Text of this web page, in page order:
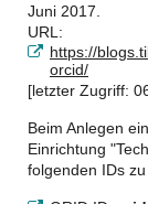
Juni 2017.
URL:
https://
orcid/
[letzter Zugriff:
Beim Anlegen
Einrichtung
folgenden IDs